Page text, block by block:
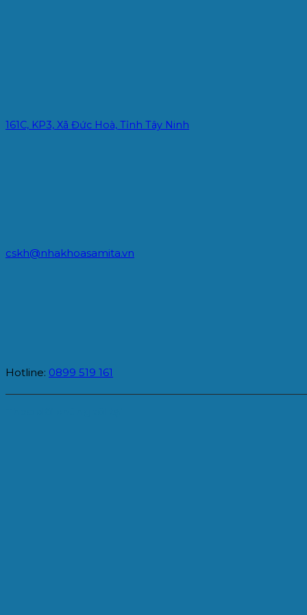
161C, KP3, Xã Đức Hoà, Tỉnh Tây Ninh
cskh@nhakhoasamita.vn
Hotline: 0899 519 161